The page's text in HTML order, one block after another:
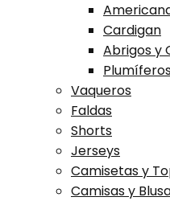
Cardigan
Abrigos y
Vaqueros
Faldas
Shorts
Jerseys
Camisetas y
Camisas y